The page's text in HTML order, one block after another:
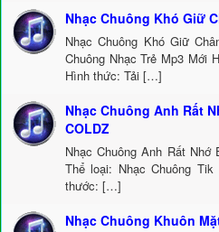
Nhạc Chuông Khó Giữ
Nhạc Chuông Khó Giữ
Chuông Nhạc Trẻ Mp3 Mới
Hình thức: Tải […]
Nhạc Chuông Anh Rất
COLDZ
Nhạc Chuông Anh Rất
Thể loại: Nhạc Chuông
thước: […]
Nhạc Chuông Khuôn